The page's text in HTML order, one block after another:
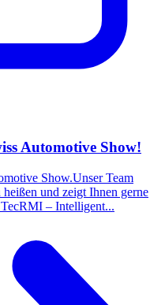
Automotive Show!
Show.Unser Team
und zeigt Ihnen gerne
– Intelligent...